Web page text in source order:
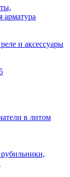
арматура
и аксессуары
в литом